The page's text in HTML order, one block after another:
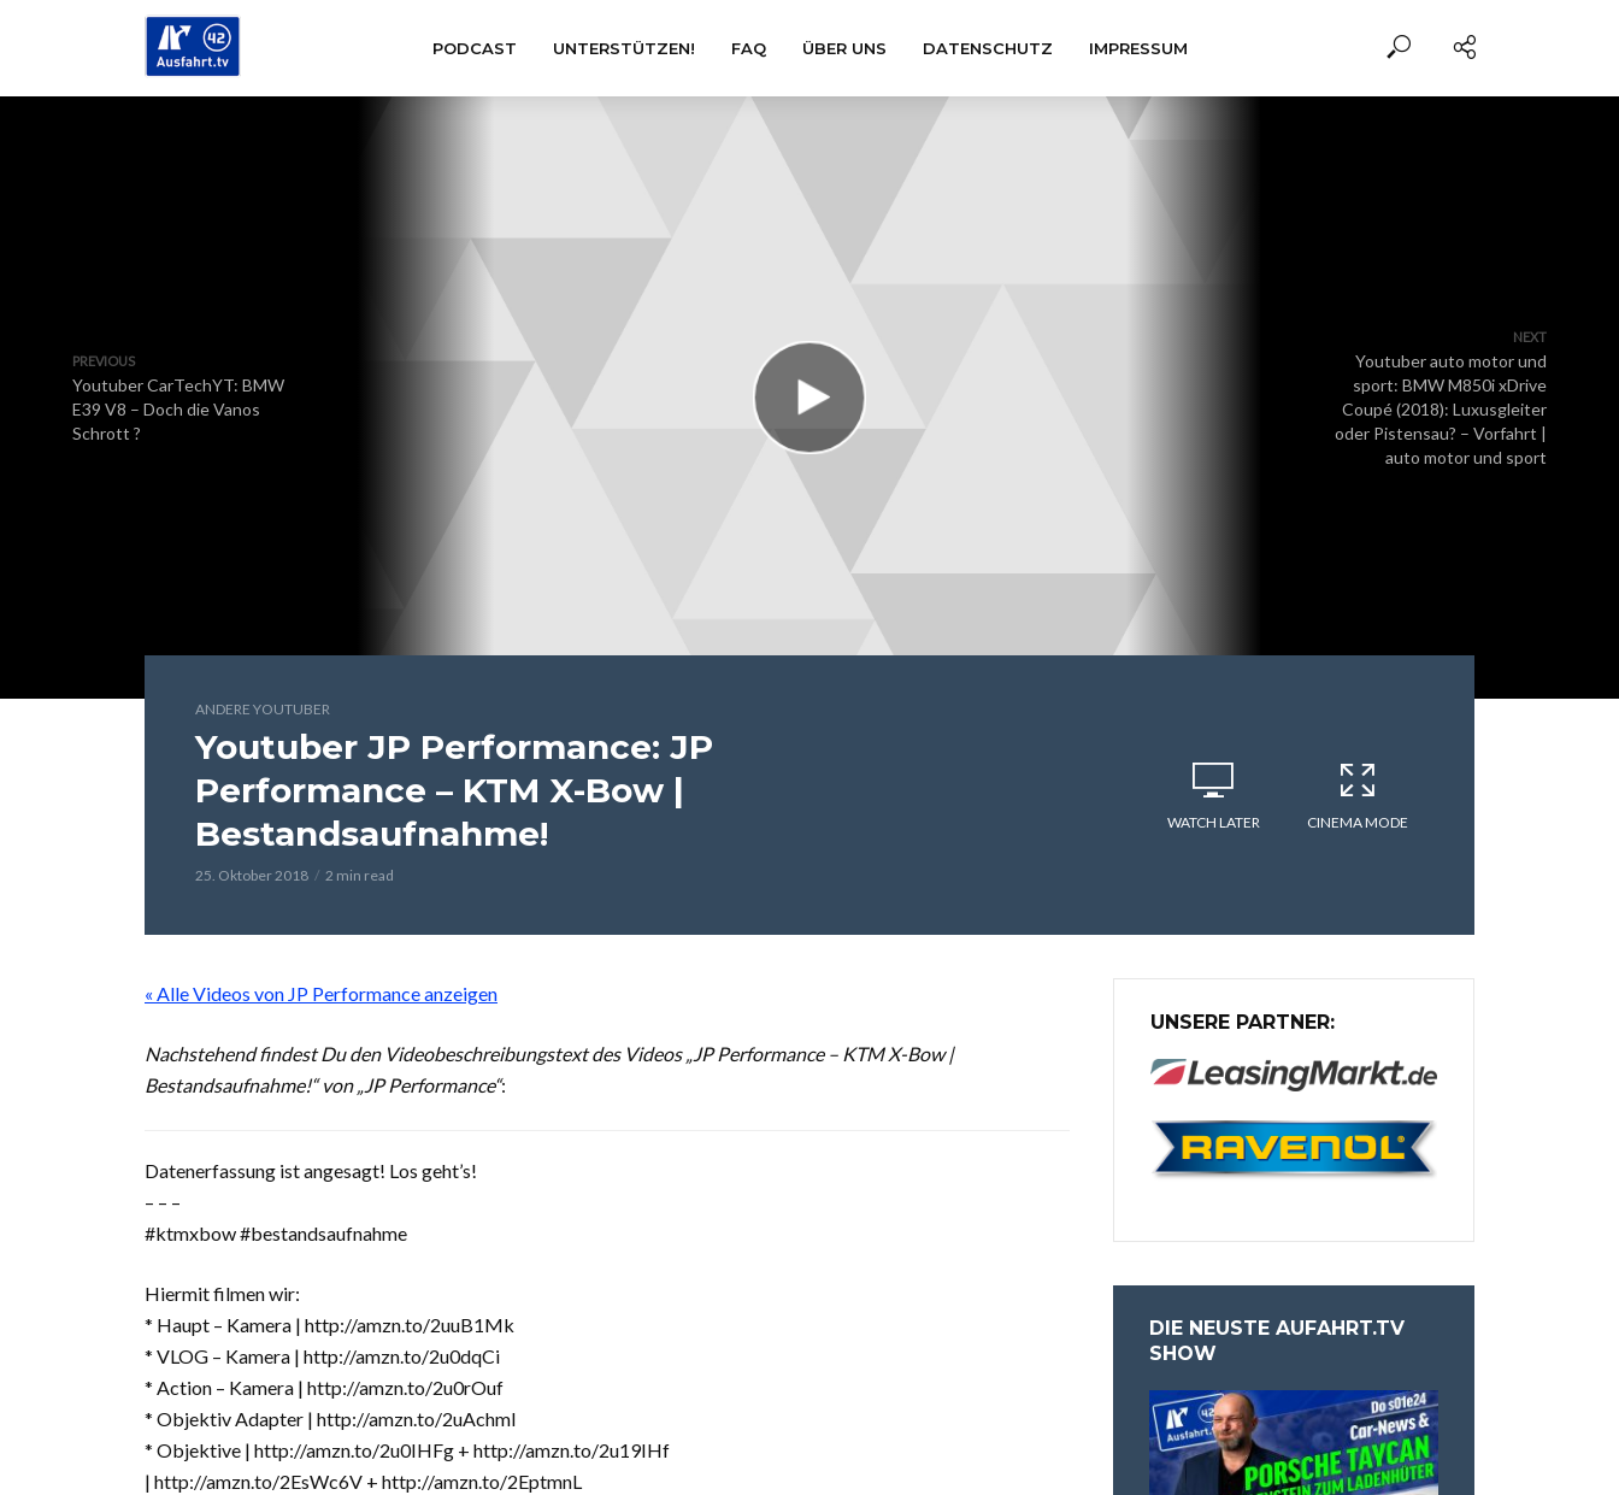
PODCAST UNTERSTÜTZEN! FAQ ÜBER UNS DATENSCHUTZ IMPRESSUM
PREVIOUS
Youtuber CarTechYT: BMW
E39 V8 – Doch die Vanos
Schrott ?
NEXT
Youtuber auto motor und
sport: BMW M850i xDrive
Coupé (2018): Luxusgleiter
oder Pistensau? – Vorfahrt |
auto motor und sport
ANDERE YOUTUBER
Youtuber JP Performance: JP
Performance – KTM X-Bow |
Bestandsaufnahme!
25. Oktober 2018 2 min read
WATCH LATER CINEMA MODE
« Alle Videos von JP Performance anzeigen
Nachstehend findest Du den Videobeschreibungstext des Videos „JP Performance – KTM X-Bow |
Bestandsaufnahme!“ von „JP Performance“:
Datenerfassung ist angesagt! Los geht’s!
– – –
#ktmxbow #bestandsaufnahme
Hiermit filmen wir:
* Haupt – Kamera | http://amzn.to/2uuB1Mk
* VLOG – Kamera | http://amzn.to/2u0dqCi
* Action – Kamera | http://amzn.to/2u0rOuf
* Objektiv Adapter | http://amzn.to/2uAchmI
* Objektive | http://amzn.to/2u0IHFg + http://amzn.to/2u19IHf
| http://amzn.to/2EsWc6V + http://amzn.to/2EptmnL
UNSERE PARTNER:
DIE NEUSTE AUFAHRT.TV
SHOW